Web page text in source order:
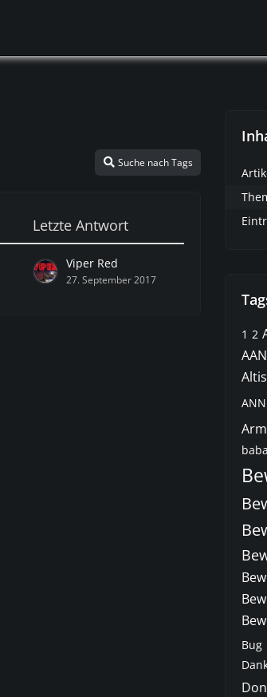
Suche nach Tags
Letzte Antwort
Viper Red
27. September 2017
1 2
Altis
Bug